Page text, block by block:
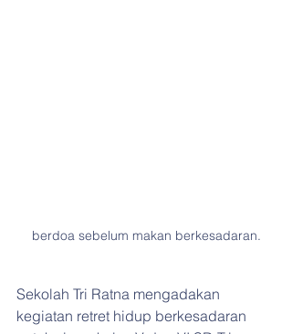
berdoa sebelum makan berkesadaran.
Sekolah Tri Ratna mengadakan
kegiatan retret hidup berkesadaran